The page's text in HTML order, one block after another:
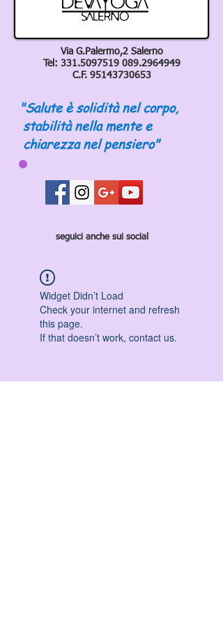
Via G.Palermo,2 Salerno
Tel: 331.5097519 089.2964949
C.F. 95143730653
"Salute è solidità nel corpo,
stabilità nella mente e
chiarezza nel pensiero"
seguici anche sui social
Widget Didn’t Load
Check your internet and refresh
this page.
If that doesn’t work, contact us.